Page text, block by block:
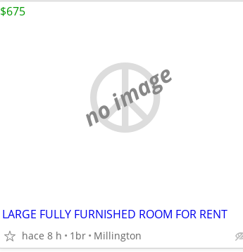
no image
LARGE FULLY FURNISHED ROOM FOR RENT
hace 8 h 1br Millington
$675